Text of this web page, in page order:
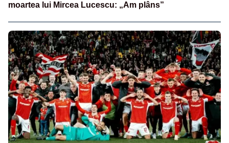
moartea lui Mircea Lucescu: „Am plâns”